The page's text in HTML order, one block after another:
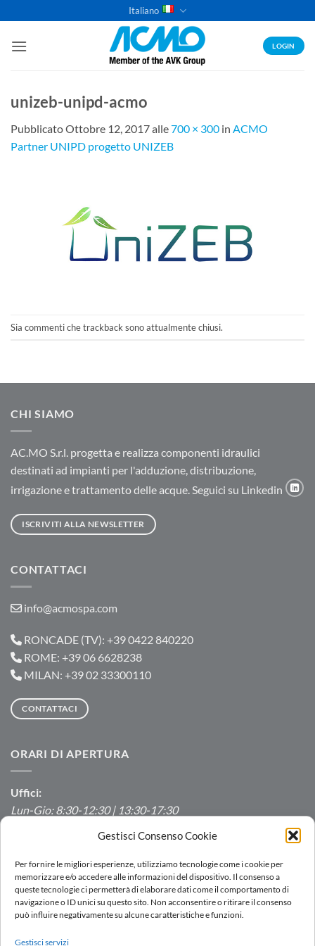
Gestisci Consenso Cookie
Per fornire le migliori esperienze, utilizziamo tecnologie come i cookie per
memorizzare e/o accedere alle informazioni del dispositivo. Il consenso a
queste tecnologie ci permetterà di elaborare dati come il comportamento di
navigazione o ID unici su questo sito. Non acconsentire o ritirare il consenso
può influire negativamente su alcune caratteristiche e funzioni.
Gestisci servizi
ai
contenuti
Italiano
LOGIN
unizeb-unipd-acmo
PubblicatoOttobre 12, 2017alle700 × 300 in ACMO
Partner UNIPD progetto UNIZEB
Sia commenti che trackback sono attualmente chiusi.
CHI SIAMO
AC.MO S.r.l. progetta e realizza componenti idraulici
destinati ad impianti per l'adduzione, distribuzione,
irrigazione e trattamento delle acque. Seguici su Linkedin
ISCRIVITI ALLA NEWSLETTER
CONTATTACI
info@acmospa.com
RONCADE (TV): +39 0422 840220
ROME: +39 06 6628238
MILAN: +39 02 33300110
CONTATTACI
ORARI DI APERTURA
Uffici:
Lun-Gio: 8:30-12:30 | 13:30-17:30
Produzione/Magazzino:
Lun-Ven: 7:00-12:00 | 13:00-16:00